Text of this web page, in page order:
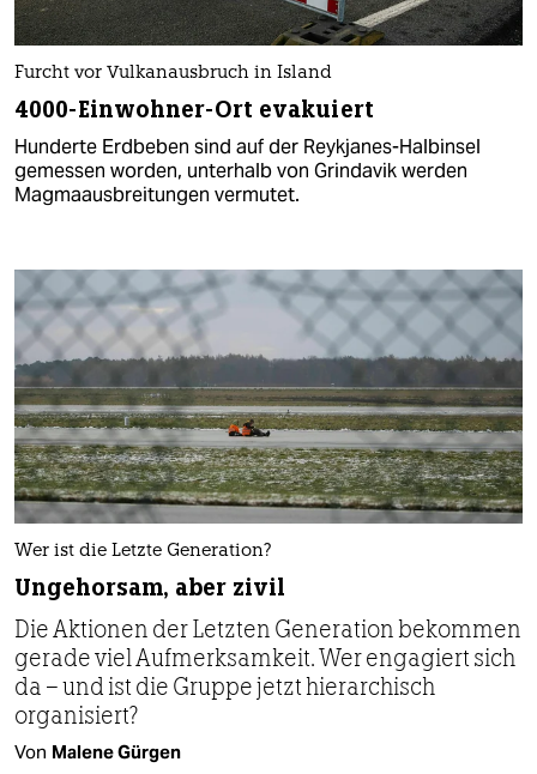
Furcht vor Vulkanausbruch in Island
4000-Einwohner-Ort evakuiert
Hunderte Erdbeben sind auf der Reykjanes-Halbinsel
gemessen worden, unterhalb von Grindavik werden
Magmaausbreitungen vermutet.
Wer ist die Letzte Generation?
Ungehorsam, aber zivil
Die Aktionen der Letzten Generation bekommen
gerade viel Aufmerksamkeit. Wer engagiert sich
da – und ist die Gruppe jetzt hierarchisch
organisiert?
Von Malene Gürgen